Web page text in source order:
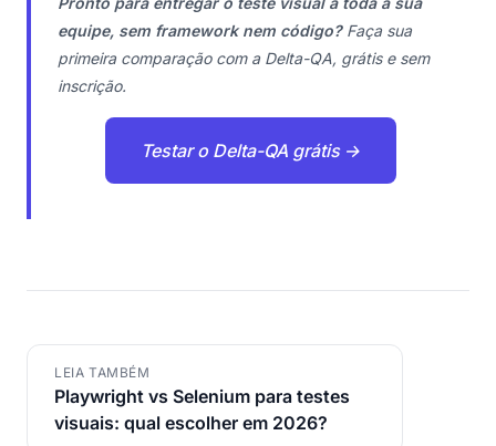
equipe, sem framework nem código?Faça sua
primeira comparação com a Delta-QA, grátis e sem
inscrição.
Testar o Delta-QA grátis →
LEIA TAMBÉM
Playwright vs Selenium para testes
visuais: qual escolher em 2026?